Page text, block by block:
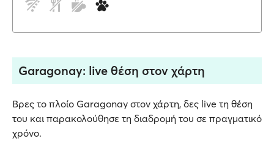
Garagonay: live θέση στον χάρτη
Βρες το πλοίο Garagonay στον χάρτη, δες live τη θέση
του και παρακολούθησε τη διαδρομή του σε πραγματικό
χρόνο.